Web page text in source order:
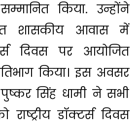
किया. उन्होंने
शासकीय आवास में
दिवस पर आयोजित
किया। इस अवसर
सिंह धामी ने सभी
डॉक्टर्स दिवस